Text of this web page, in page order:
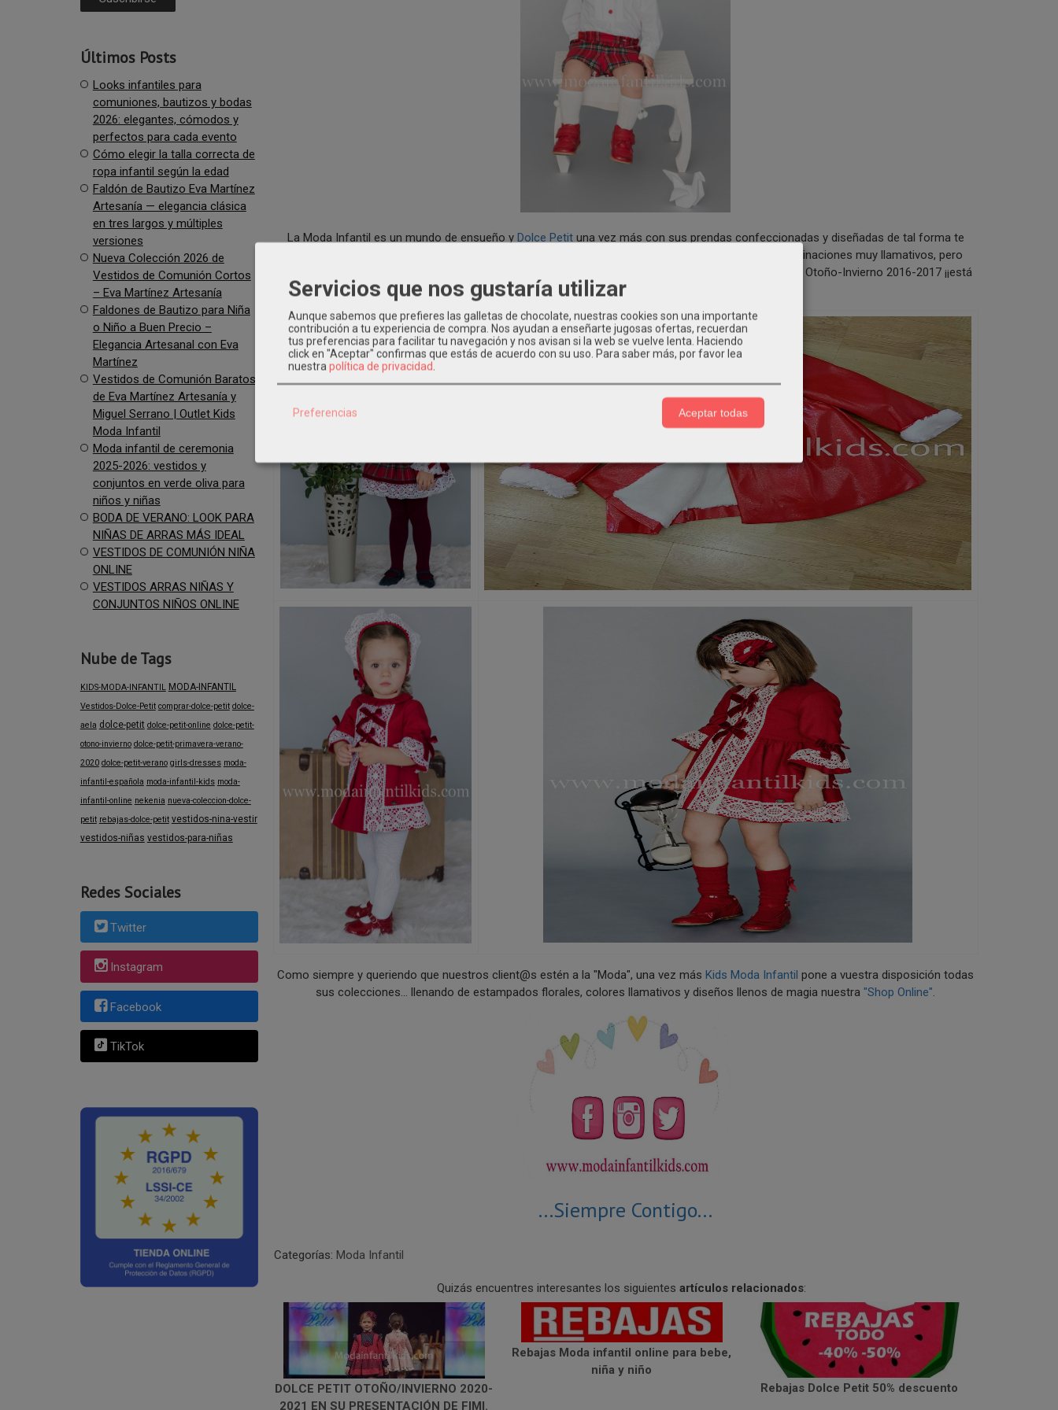
Últimos Posts
Looks infantiles para
comuniones, bautizos y bodas
2026: elegantes, cómodos y
perfectos para cada evento
Cómo elegir la talla correcta de
ropa infantil según la edad
Faldón de Bautizo Eva Martínez
Artesanía — elegancia clásica
en tres largos y múltiples
versiones
Nueva Colección 2026 de
Vestidos de Comunión Cortos
– Eva Martínez Artesanía
Faldones de Bautizo para Niña
o Niño a Buen Precio –
Elegancia Artesanal con Eva
Martínez
Vestidos de Comunión Baratos
de Eva Martínez Artesanía y
Miguel Serrano | Outlet Kids
Moda Infantil
Moda infantil de ceremonia
2025-2026: vestidos y
conjuntos en verde oliva para
niños y niñas
BODA DE VERANO: LOOK PARA
NIÑAS DE ARRAS MÁS IDEAL
VESTIDOS DE COMUNIÓN NIÑA
ONLINE
VESTIDOS ARRAS NIÑAS Y
CONJUNTOS NIÑOS ONLINE
Nube de Tags
KIDS-MODA-INFANTIL MODA-INFANTIL
Vestidos-Dolce-Petit comprar-dolce-petit dolce-
aela dolce-petit dolce-petit-online dolce-petit-
otono-invierno dolce-petit-primavera-verano-
2020 dolce-petit-verano girls-dresses moda-
infantil-española moda-infantil-kids moda-
infantil-online nekenia nueva-coleccion-dolce-
petit rebajas-dolce-petit vestidos-nina-vestir
vestidos-niñas vestidos-para-niñas
Redes Sociales
Twitter
Instagram
Facebook
TikTok
La Moda Infantil es un mundo de ensueño y Dolce Petituna vez más con sus prendas confeccionadas y diseñadas de tal forma te
transladan a otra dimensión... a otro mundo. Vestidos, conjuntos, abrigos llenos de color con combinaciones muy llamativos, pero
esta Colección Otoño-Invierno 2016-2017 ¡¡está
triunfando!!.
Como siempre y queriendo que nuestros client@s estén a la "Moda", una vez másKids Moda Infantil pone a vuestra disposición todas
sus colecciones... llenando de estampados florales, colores llamativos y diseños llenos de magia nuestra"Shop Online"
...Siempre Contigo...
Categorías: Moda Infantil
Quizás encuentres interesantes los siguientesartículos relacionados:
DOLCE PETIT OTOÑO/INVIERNO 2020-
2021 EN SU PRESENTACIÓN DE FIMI.
Rebajas Moda infantil online para bebe,
niña y niño
Rebajas Dolce Petit 50% descuento
Servicios que nos gustaría utilizar
Aunque sabemos que prefieres las galletas de chocolate, nuestras cookies son una importante
contribución a tu experiencia de compra. Nos ayudan a enseñarte jugosas ofertas, recuerdan
tus preferencias para facilitar tu navegación y nos avisan si la web se vuelve lenta. Haciendo
click en "Aceptar" confirmas que estás de acuerdo con su uso. Para saber más, por favor lea
nuestra política de privacidad
Preferencias Aceptar todas